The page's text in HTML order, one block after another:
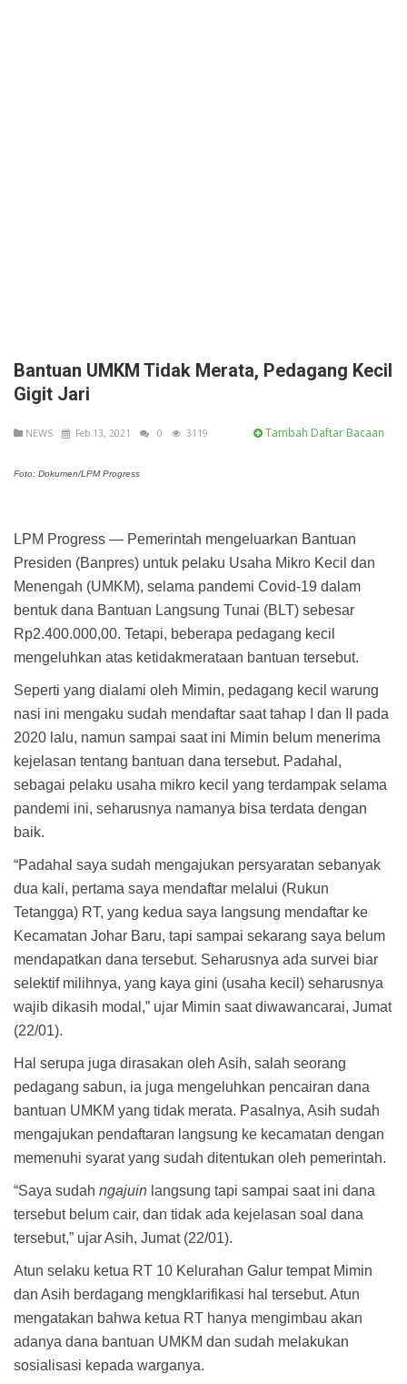
Bantuan UMKM Tidak Merata, Pedagang Kecil
Gigit Jari
NEWS Feb 13, 2021 0 3119 Tambah Daftar Bacaan
Foto: Dokumen/LPM Progress
LPM Progress — Pemerintah mengeluarkan Bantuan
Presiden (Banpres) untuk pelaku Usaha Mikro Kecil dan
Menengah (UMKM), selama pandemi Covid-19 dalam
bentuk dana Bantuan Langsung Tunai (BLT) sebesar
Rp2.400.000,00. Tetapi, beberapa pedagang kecil
mengeluhkan atas ketidakmerataan bantuan tersebut.
Seperti yang dialami oleh Mimin, pedagang kecil warung
nasi ini mengaku sudah mendaftar saat tahap I dan II pada
2020 lalu, namun sampai saat ini Mimin belum menerima
kejelasan tentang bantuan dana tersebut. Padahal,
sebagai pelaku usaha mikro kecil yang terdampak selama
pandemi ini, seharusnya namanya bisa terdata dengan
baik.
“Padahal saya sudah mengajukan persyaratan sebanyak
dua kali, pertama saya mendaftar melalui (Rukun
Tetangga) RT, yang kedua saya langsung mendaftar ke
Kecamatan Johar Baru, tapi sampai sekarang saya belum
mendapatkan dana tersebut. Seharusnya ada survei biar
selektif milihnya, yang kaya gini (usaha kecil) seharusnya
wajib dikasih modal,” ujar Mimin saat diwawancarai, Jumat
(22/01).
Hal serupa juga dirasakan oleh Asih, salah seorang
pedagang sabun, ia juga mengeluhkan pencairan dana
bantuan UMKM yang tidak merata. Pasalnya, Asih sudah
mengajukan pendaftaran langsung ke kecamatan dengan
memenuhi syarat yang sudah ditentukan oleh pemerintah.
“Saya sudah ngajuin langsung tapi sampai saat ini dana
tersebut belum cair, dan tidak ada kejelasan soal dana
tersebut,” ujar Asih, Jumat (22/01).
Atun selaku ketua RT 10 Kelurahan Galur tempat Mimin
dan Asih berdagang mengklarifikasi hal tersebut. Atun
mengatakan bahwa ketua RT hanya mengimbau akan
adanya dana bantuan UMKM dan sudah melakukan
sosialisasi kepada warganya.